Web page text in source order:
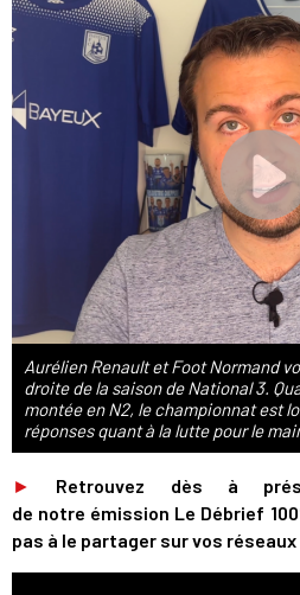
Aurélien Renault et Foot Normand
droite de la saison de National 3.
montée en N2, le championnat est
réponses quant à la lutte pour le
► Retrouvez dès à
de notre émission Le Débrief
pas à le partager sur vos